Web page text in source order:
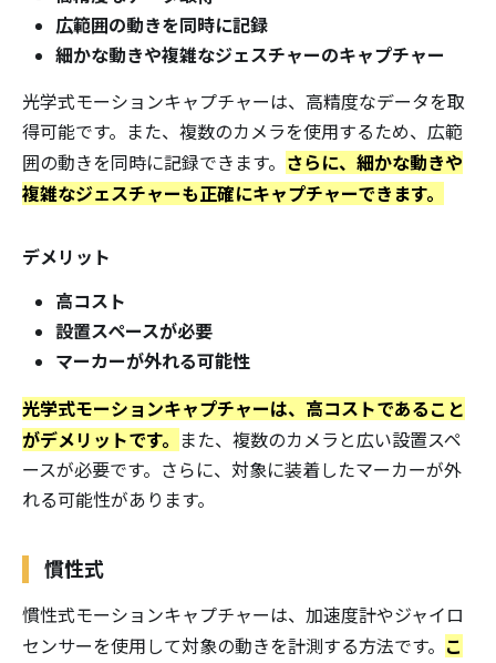
広範囲の動きを同時に記録
細かな動きや複雑なジェスチャーのキャプチャー
光学式モーションキャプチャーは、高精度なデータを取
得可能です。また、複数のカメラを使用するため、広範
囲の動きを同時に記録できます。 さらに、細かな動きや
複雑なジェスチャーも正確にキャプチャーできます。
デメリット
高コスト
設置スペースが必要
マーカーが外れる可能性
光学式モーションキャプチャーは、高コストであること
がデメリットです。
また、複数のカメラと広い設置スペ
ースが必要です。さらに、対象に装着したマーカーが外
れる可能性があります。
慣性式
慣性式モーションキャプチャーは、加速度計やジャイロ
センサーを使用して対象の動きを計測する方法です。 こ